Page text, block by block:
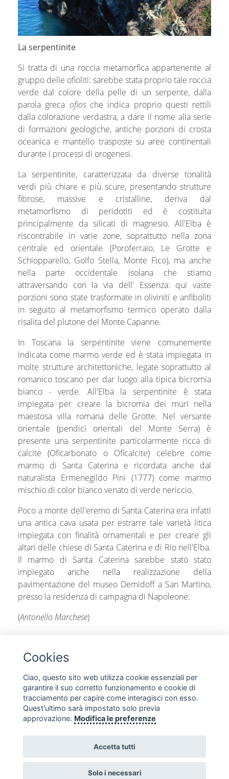
La serpentinite
Si tratta di una roccia metamorfica appartenente al
gruppo delle ofioliti: sarebbe stata proprio tale roccia
verde dal colore della pelle di un serpente, dalla
parola greca ofiosche indica proprio questi rettili
dalla colorazione verdastra, a dare il nome alla serie
di formazioni geologiche, antiche porzioni di crosta
oceanica e mantello trasposte su aree continentali
durante i processi di orogenesi.
La serpentinite, caratterizzata da diverse tonalità
verdi più chiare e più scure, presentando strutture
fibrose, massive e cristalline, deriva dal
metamorfismo di peridotiti ed è costituita
principalmente da silicati di magnesio. All'Elba è
riscontrabile in varie zone, soprattutto nella zona
centrale ed orientale (Poroferraio, Le Grotte e
Schiopparello, Golfo Stella, Monte Fico), ma anche
nella parte occidentale isolana che stiamo
attraversando con la via dell' Essenza: qui vaste
porzioni sono state trasformate in oliviniti e anfiboliti
in seguito al metamorfismo termico operato dalla
risalita del plutone del Monte Capanne.
In Toscana la serpentinite viene comunemente
indicata come marmo verde ed è stata impiegata in
molte strutture architettoniche, legate soprattutto al
romanico toscano per dar luogo alla tipica bicromia
bianco - verde. All'Elba la serpentinite è stata
impiegata per creare la bicromia dei muri nella
maestosa villa romana delle Grotte. Nel versante
orientale (pendici orientali del Monte Serra) è
presente una serpentinite particolarmente ricca di
calcite (Oficarbonato o Oficalcite) celebre come
marmo di Santa Caterina e ricordata anche dal
naturalista Ermenegildo Pini (1777) come marmo
mischio di color bianco venato di verde nericcio.
Poco a monte dell'eremo di Santa Caterina era infatti
una antica cava usata per estrarre tale varietà litica
impiegata con finalità ornamentali e per creare gli
altari delle chiese di Santa Caterina e di Rio nell'Elba.
Il marmo di Santa Caterina sarebbe stato stato
impiegato anche nella realizzazione della
pavimentazione del museo Demidoff a San Martino,
presso la residenza di campagna di Napoleone.
(Antonello Marchese)
SEGUICI SUI SOCIAL
Cookies
Ciao, questo sito web utilizza cookie essenziali per
garantire il suo corretto funzionamento e cookie di
tracciamento per capire come interagisci con esso.
Quest'ultimo sarà impostato solo previa
approvazione. Modifica le preferenze
Accetta tutti
Solo i necessari